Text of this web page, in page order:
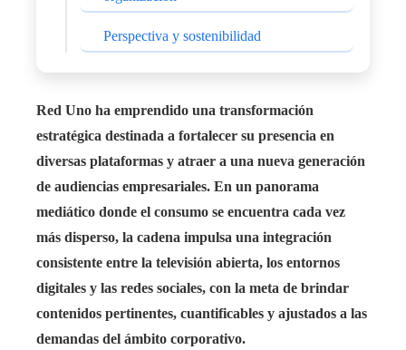
Perspectiva y sostenibilidad
Red Uno ha emprendido una transformación
estratégica destinada a fortalecer su presencia en
diversas plataformas y atraer a una nueva generación
de audiencias empresariales. En un panorama
mediático donde el consumo se encuentra cada vez
más disperso, la cadena impulsa una integración
consistente entre la televisión abierta, los entornos
digitales y las redes sociales, con la meta de brindar
contenidos pertinentes, cuantificables y ajustados a las
demandas del ámbito corporativo.